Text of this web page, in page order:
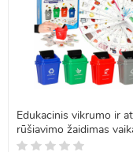
Edukacinis vikrumo ir
rūšiavimo žaidimas
108 kortelės